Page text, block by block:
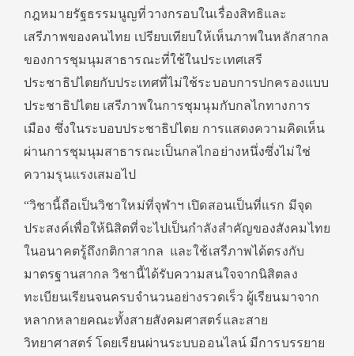
กฎหมายรัฐธรรมนูญที่วางกรอบในเรื่องสิทธิและ
เสรีภาพของคนไทย เปรียบเทียบให้เห็นภาพในหลักสากล
ของการชุมนุมสาธารณะที่ใช้ในประเทศเสรี
ประชาธิปไตยกับประเทศที่ไม่ใช้ระบอบการปกครองแบบ
ประชาธิปไตย เสรีภาพในการชุมนุมกับกลไกทางการ
เมือง ซึ่งในระบอบประชาธิปไตย การแสดงความคิดเห็น
ผ่านการชุมนุมสาธารณะเป็นกลไกอย่างหนึ่งซึ่งไม่ใช่
ความรุนแรงเสมอไป
“วิชานี้ถือเป็นวิชาใหม่ที่จุฬาฯ เปิดสอนเป็นที่แรก มีจุด
ประสงค์เพื่อให้นิสิตที่จะไปเป็นกำลังสำคัญของสังคมไทย
ในอนาคตรู้ถึงกติกาสากล และใช้เสรีภาพได้ตรงกับ
มาตรฐานสากล วิชานี้ได้รับความสนใจจากนิสิตลง
ทะเบียนเรียนจนครบจำนวนอย่างรวดเร็ว ผู้เรียนมาจาก
หลากหลายคณะทั้งสายสังคมศาสตร์และสาย
วิทยาศาสตร์ โดยเรียนผ่านระบบออนไลน์ มีการบรรยาย